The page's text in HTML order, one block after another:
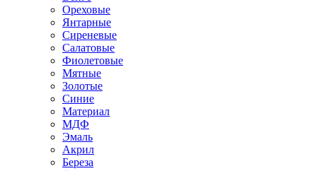
Ореховые
Янтарные
Сиреневые
Салатовые
Фиолетовые
Мятные
Золотые
Синие
Материал
МДФ
Эмаль
Акрил
Береза